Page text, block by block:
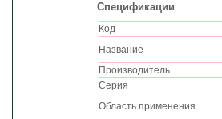
Спецификации
Код
Название
Производитель
Серия
Область применения